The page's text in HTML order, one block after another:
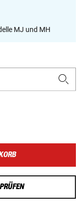
MJ und MH